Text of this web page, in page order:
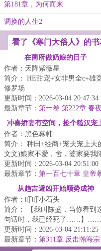
第181章，为何而来
调换的人生2
看了《寒门大俗人》的
在蔺府做奶娘的日子
作者：天降紫薇星
简介： HE甜宠+女非男全c+雄
修罗场
蔺云琛很早就察觉到，每夜...
更新时间：2026-03-04 20:47:34
最新章节： 第一卷 第222章 春夜
雨绵绵
冲喜娇妻有空间，捡个糙汉宠
作者：黑色幕帏
简介： 种田+经商+宠夫宠上天
文文)娘家不爱，舍，婆家要我
葬，弃，只有身边那个围着她不
停...
更新时间：2026-03-04 20:51:00
最新章节： 第一百七十章 皇帝
从趋吉避凶开始顺势成神
作者：叮叮小石头
简介： 【我叫陈盛，当你看到
句话时，我已经死了……】……
一朝穿越，命如草芥，睁眼便是
两军对...
更新时间：2026-03-04 21:11:25
最新章节： 第311章 反击瀚海宗
聂湘君心虚！